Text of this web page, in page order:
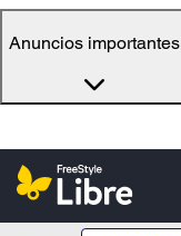
Anuncios importantes